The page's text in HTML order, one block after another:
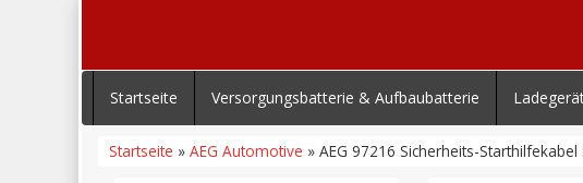
Startseite Versorgungsbatterie & Aufbaubatterie
Startseite » AEG Automotive » AEG 97216 Sicherheits-Starthilfekabel